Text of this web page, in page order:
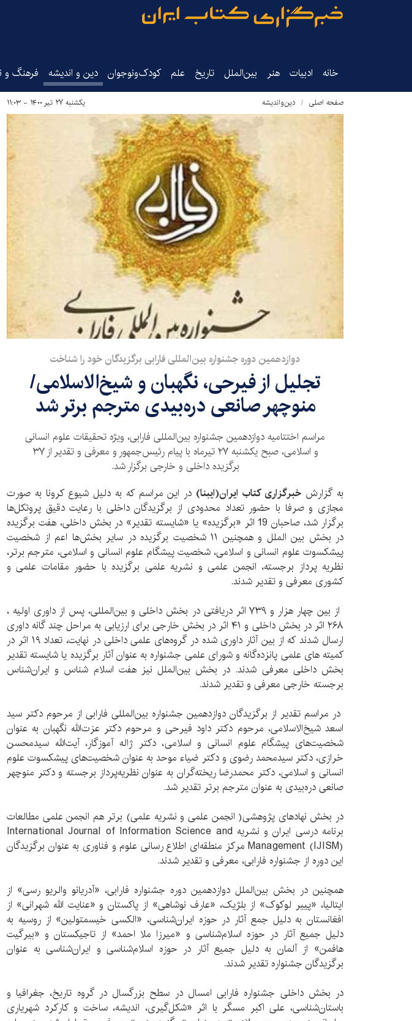
خانه ادبیات هنر بین‌الملل تاریخ‌ علم کودک‌ونوجوان دین و اندیشه فرهنگ و
صفحه اصلی دین‌واندیشه یکشنبه ۲۷ تیر ۱۴۰۰ - ۱۱:۰۳
دوازدهمین دوره جشنواره بین‌المللی فارابی برگزیدگان خود را شناخت
تجلیل از فیرحی، نگهبان و شیخ‌الاسلامی/
منوچهر صانعی دره‌بیدی مترجم برتر شد
مراسم اختتامیه دوازدهمین جشنواره بین‌المللی فارابی، ویژه تحقیقات علوم انسانی
و اسلامی، صبح یکشنبه ۲۷ تیرماه با پیام رئیس‌جمهور و معرفی و تقدیر از ۳۷
برگزیده داخلی و خارجی برگزار شد.
به گزارش خبرگزاری کتاب ایران(ایبنا) در این مراسم که به دلیل شیوع کرونا به صورت
مجازی و صرفا با حضور تعداد محدودی از برگزیدگان داخلی با رعایت دقیق پروتکل‌ها
برگزار شد، صاحبان 19 اثر «برگزیده» یا «شایسته تقدیر» در بخش داخلی، هفت برگزیده
در بخش بین الملل و همچنین ۱۱ شخصیت برگزیده در سایر بخش‌ها اعم از شخصیت
پیشکسوت علوم انسانی و اسلامی، شخصیت پیشگام علوم انسانی و اسلامی، مترجم برتر،
نظریه پرداز برجسته، انجمن علمی و نشریه علمی برگزیده با حضور مقامات علمی و
کشوری معرفی و تقدیر شدند.
از بین چهار هزار و ۷۳۹ اثر دریافتی در بخش داخلی و بین‌المللی، پس از داوری اولیه ،
۲۶۸ اثر در بخش داخلی و ۴۱ اثر در بخش خارجی برای ارزیابی به مراحل چند گانه داوری
ارسال شدند که از بین آثار داوری شده در گروه‌های علمی داخلی در نهایت، تعداد ۱۹ اثر در
کمیته های علمی پانزده‌گانه و شورای علمی جشنواره به عنوان آثار برگزیده یا شایسته تقدیر
بخش داخلی معرفی شدند. در بخش بین‌الملل نیز هفت اسلام شناس و ایران‌شناس
برجسته خارجی معرفی و تقدیر شدند.
در مراسم تقدیر از برگزیدگان دوازدهمین جشنواره بین‌المللی فارابی از مرحوم دکتر سید
اسعد شیخ‌الاسلامی، مرحوم دکتر داود فیرحی و مرحوم دکتر عزت‌الله نگهبان به عنوان
شخصیت‌های پیشگام علوم انسانی و اسلامی، دکتر ژاله آموزگار، آیت‌الله سیدمحسن
خرازی، دکتر سیدمحمد رضوی و دکتر ضیاء موحد به عنوان شخصیت‌های پیشکسوت علوم
انسانی و اسلامی، دکتر محمدرضا ریخته‌گران به عنوان نظریه‌پرداز برجسته و دکتر منوچهر
صانعی دره‌بیدی به عنوان مترجم برتر تقدیر شد.
در بخش نهادهای پژوهشی( انجمن‌ علمی و نشریه علمی) برتر هم انجمن علمی مطالعات
برنامه درسی ایران و نشریه International Journal of Information Science and
Management (IJISM) مرکز منطقه‌ای اطلاع رسانی علوم و فناوری به عنوان برگزیدگان
این دوره از جشنواره فارابی، معرفی و تقدیر شدند.
همچنین در بخش بین‌الملل دوازدهمین دوره جشنواره فارابی، «آدریانو والریو ر‌سی» از
ایتالیا، «پییر لوکوک» از بلژیک، «عارف نوشاهی» از پاکستان و «عنایت الله شهرانی» از
افغانستان به دلیل جمع آثار در حوزه ایران‌شناسی، «الکسی خیسمتولین» از روسیه به
دلیل جمیع آثار در حوزه اسلام‌شناسی و «میرزا ملا احمد» از تاجیکستان و «بیرگیت
هافمن» از آلمان به دلیل جمیع آثار در حوزه اسلام‌شناسی و ایران‌شناسی به عنوان
برگزیدگان جشنواره تقدیر شدند.
در بخش داخلی جشنواره فارابی امسال در سطح بزرگسال در گروه تاریخ، جغرافیا و
باستان‌شناسی، علی اکبر مسگر با اثر «شکل‌گیری، اندیشه، ساخت و کارکرد شهریاری